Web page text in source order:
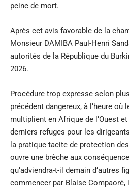
peine de mort.
Après cet avis favorable de la
Monsieur DAMIBA Paul-Henri
autorités de la République du
2026.
Procédure trop expresse selon
précédent dangereux, à l’heure où
multiplient en Afrique de l’Ouest et
derniers refuges pour les
la pratique tacite de protection
ouvre une brèche aux
qu’adviendra-t-il demain d’autres
commencer par Blaise Compaoré,